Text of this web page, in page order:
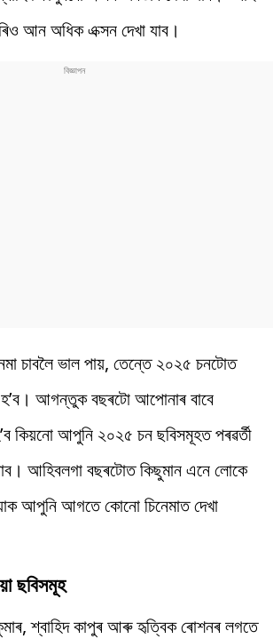
আন অধিক এক্সন দেখা যাব।
চাবলৈ ভাল পায়, তেন্তে ২০২৫ চনটোত
আগন্তুক বছৰটো আপোনাৰ বাবে
কিয়নো আপুনি ২০২৫ চন ছবিসমূহত পৰৱৰ্তী
আহিবলগা বছৰটোত কিছুমান এনে লোকে
আপুনি আগতে কোনো চিনেমাত দেখা
ছবিসমূহ
শ্বাহিদ কাপুৰ আৰু হৃত্বিক ৰোশনৰ লগতে